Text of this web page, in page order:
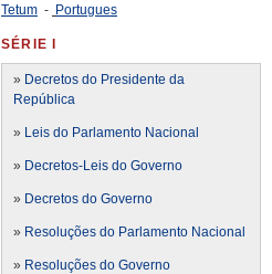
Tetum - Portugues
SÉRIE I
» Decretos do Presidente da
República
» Leis do Parlamento Nacional
» Decretos-Leis do Governo
» Decretos do Governo
» Resoluções do Parlamento Nacional
» Resoluções do Governo